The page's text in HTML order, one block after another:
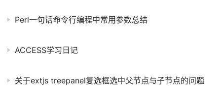
的JAVA程序主要有: ①传统的Web
Perl一句话命令行编程中常用参数总结
ACCESS学习日记
关于extjs treepanel复选框选中父节点与子节点的问题